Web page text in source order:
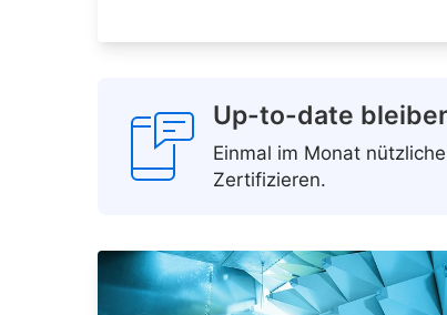
Up-to-date
Einmal im Monat
Zertifizieren.